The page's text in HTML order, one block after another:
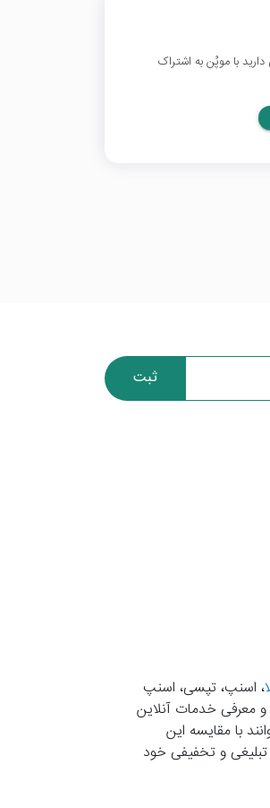
با موپُن به اشتراک
ثبت
، اسنپ، تپسی، اسنپ
و معرفی خدمات آنلاین
با مقایسه این
تبلیغی و تخفیفی خود